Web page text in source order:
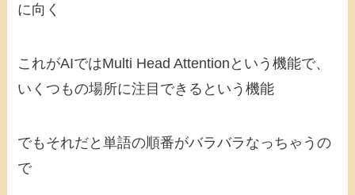
に向く
これがAIではMulti Head Attentionという機能で、
いくつもの場所に注目できるという機能
でもそれだと単語の順番がバラバラなっちゃうの
で